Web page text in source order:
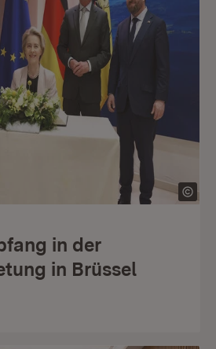
in der
in Brüssel